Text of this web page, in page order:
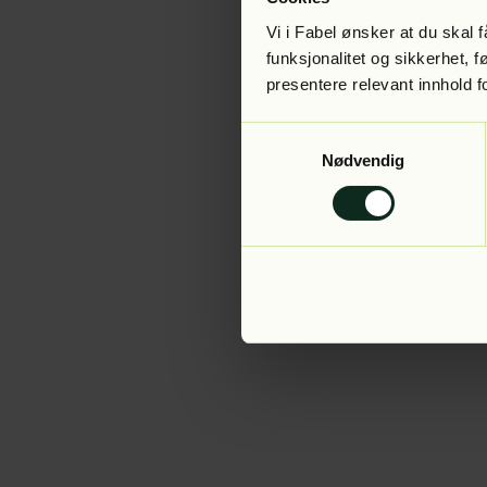
Vi i Fabel ønsker at du skal
funksjonalitet og sikkerhet,
presentere relevant innhold
Nødvendig
Application